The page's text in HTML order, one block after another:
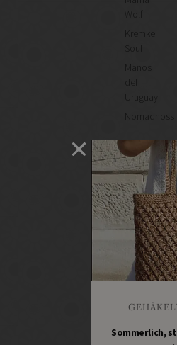
Kremke
Manos
Uruguay
Nomadnoss
Sommerlich,